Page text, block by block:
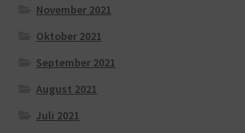
November 2021
Oktober 2021
September 2021
August 2021
Juli 2021